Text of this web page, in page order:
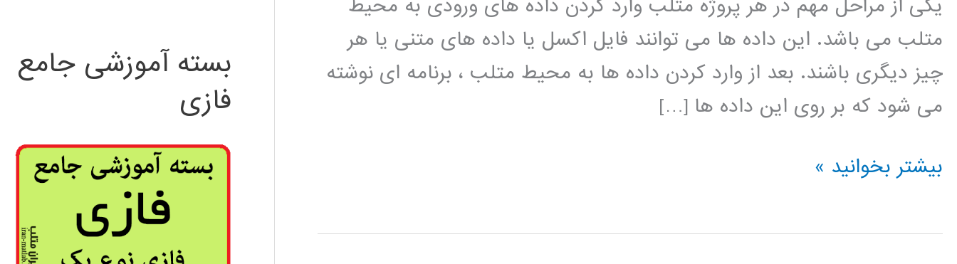
یکی از مراحل مهم در هر پروژه متلب وارد کردن داده های ورودی به محیط
متلب می باشد. این داده ها می توانند فایل اکسل یا داده های متنی یا هر
چیز دیگری باشند. بعد از وارد کردن داده ها به محیط متلب ، برنامه ای نوشته
می شود که بر روی این داده ها […]
فیلم
وارد
بیشتر بخوانید »
بسته آموزشی جامع
فازی